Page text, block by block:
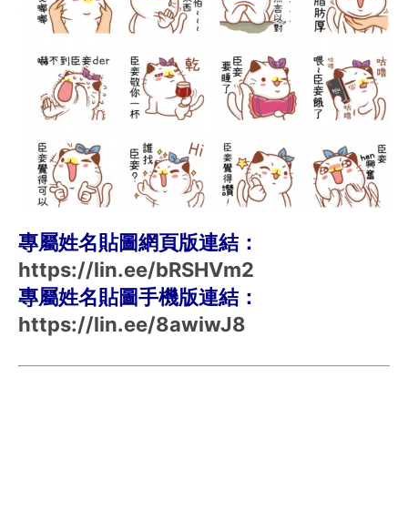
專屬姓名貼圖網頁版連結：
https://lin.ee/bRSHVm2
專屬姓名貼圖手機版連結：
https://lin.ee/8awiwJ8